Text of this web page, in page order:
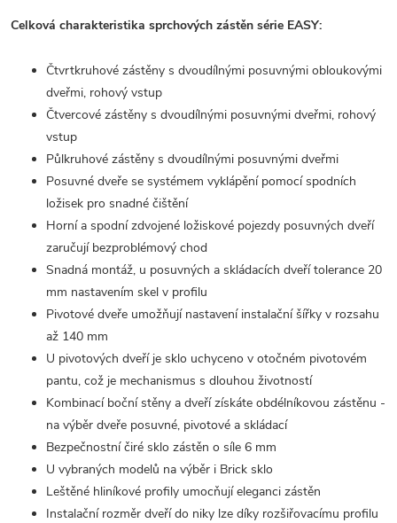
Celková charakteristika sprchových zástěn série EASY:
Čtvrtkruhové zástěny s dvoudílnými posuvnými obloukovými
dveřmi, rohový vstup
Čtvercové zástěny s dvoudílnými posuvnými dveřmi, rohový
vstup
Půlkruhové zástěny s dvoudílnými posuvnými dveřmi
Posuvné dveře se systémem vyklápění pomocí spodních
ložisek pro snadné čištění
Horní a spodní zdvojené ložiskové pojezdy posuvných dveří
zaručují bezproblémový chod
Snadná montáž, u posuvných a skládacích dveří tolerance 20
mm nastavením skel v profilu
Pivotové dveře umožňují nastavení instalační šířky v rozsahu
až 140 mm
U pivotových dveří je sklo uchyceno v otočném pivotovém
pantu, což je mechanismus s dlouhou životností
Kombinací boční stěny a dveří získáte obdélníkovou zástěnu -
na výběr dveře posuvné, pivotové a skládací
Bezpečnostní čiré sklo zástěn o síle 6 mm
U vybraných modelů na výběr i Brick sklo
Leštěné hliníkové profily umocňují eleganci zástěn
Instalační rozměr dveří do niky lze díky rozšiřovacímu profilu